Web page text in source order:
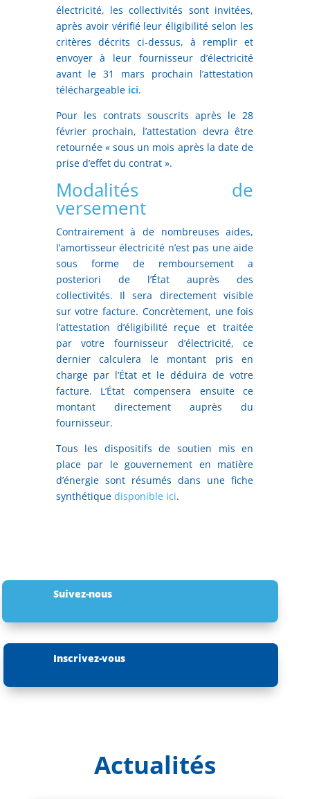
électricité, les collectivités sont invitées,
après avoir vérifié leur éligibilité selon les
critères décrits ci-dessus, à remplir et
envoyer à leur fournisseur d’électricité
avant le 31 mars prochain l’attestation
téléchargeable ici.
Pour les contrats souscrits après le 28
février prochain, l’attestation devra être
retournée « sous un mois après la date de
prise d’effet du contrat ».
Modalités de
versement
Contrairement à de nombreuses aides,
l’amortisseur électricité n’est pas une aide
sous forme de remboursement a
posteriori de l’État auprès des
collectivités. Il sera directement visible
sur votre facture. Concrètement, une fois
l’attestation d’éligibilité reçue et traitée
par votre fournisseur d’électricité, ce
dernier calculera le montant pris en
charge par l’État et le déduira de votre
facture. L’État compensera ensuite ce
montant directement auprès du
fournisseur.
Tous les dispositifs de soutien mis en
place par le gouvernement en matière
d’énergie sont résumés dans une fiche
synthétique disponible ici.
Suivez-nous
Inscrivez-vous
Actualités